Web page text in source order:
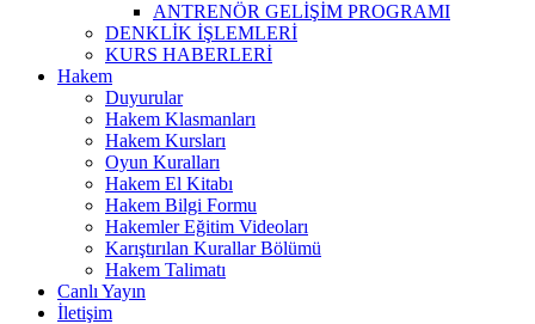
ANTRENÖR GELİŞİM PROGRAMI
DENKLİK İŞLEMLERİ
KURS HABERLERİ
Hakem
Duyurular
Hakem Klasmanları
Hakem Kursları
Oyun Kuralları
Hakem El Kitabı
Hakem Bilgi Formu
Hakemler Eğitim Videoları
Karıştırılan Kurallar Bölümü
Hakem Talimatı
Canlı Yayın
İletişim